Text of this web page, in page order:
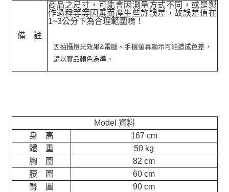
備 註
商品之尺寸，可能會因測量方式不同，或是製
作過程等等因素而產生些許誤差，故誤差值在
1~3公分下為合理範圍唷！
因拍攝燈光效果&電腦、手機螢幕顯示可能造成色差，
請以實品顏色為準。
Model 資料
身 高
167 cm
體 重
50 kg
胸 圍
82 cm
腰 圍
60 cm
臀 圍
90 cm